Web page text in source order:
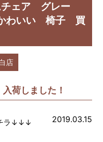
チェア グレー
わいい 椅子 買
店
荷しました！
2019.03.15
ラ↓↓↓